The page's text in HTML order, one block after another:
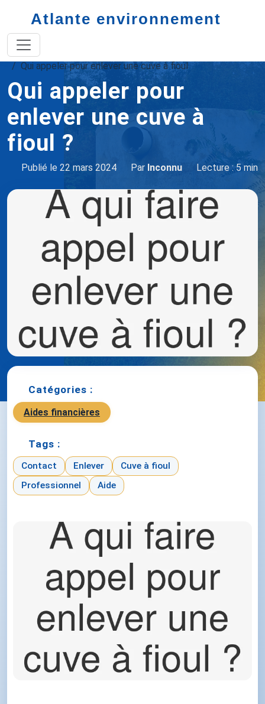
Atlante environnement
Accueil
Qui appeler pour enlever une cuve à fioul
Qui appeler pour
enlever une cuve à
fioul ?
Publié le 22 mars 2024 Par Inconnu Lecture : 5 min
Catégories :
Aides financières
Tags :
Contact Enlever
Cuve à fioul
Professionnel
Aide